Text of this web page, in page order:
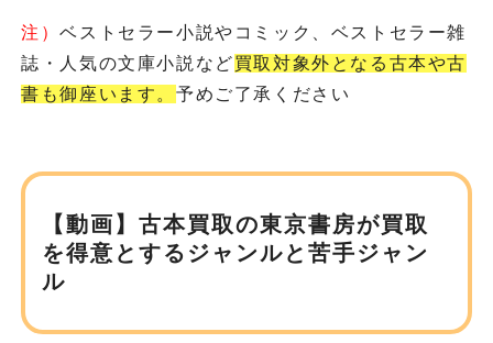
注）ベストセラー小説やコミック、ベストセラー雑
誌・人気の文庫小説など買取対象外となる古本や古
書も御座います。 予めご了承ください
【動画】古本買取の東京書房が買取
を得意とするジャンルと苦手ジャン
ル